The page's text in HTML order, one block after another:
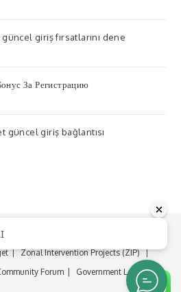
giriş fırsatlarını dene
За Регистрацию
güncel giriş bağlantısı
Zonal Intervention Projects (ZIP)
Forum Government Login